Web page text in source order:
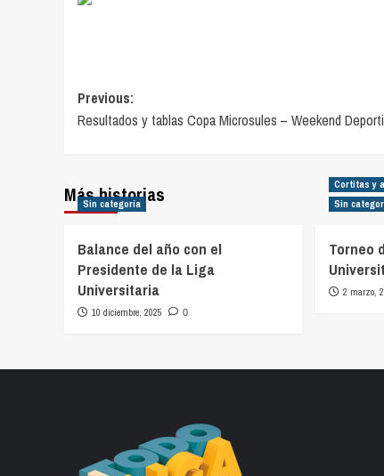
Navegación
de
Previous:
Resultados y tablas Copa Microsules – Weekend
Más historias
Sin categoría
Balance del año con el
Presidente de la Liga
Universitaria
10 diciembre, 2025 0
Cortitas y
Sin
Torneo
2 marzo,